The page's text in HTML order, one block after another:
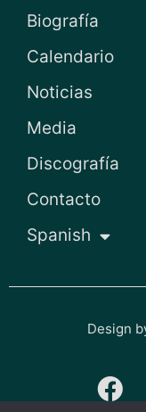
Biografía
Calendario
Noticias
Media
Discografía
Contacto
Spanish
Design
F